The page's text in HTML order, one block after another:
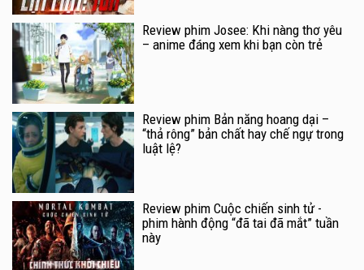
Review phim Josee: Khi nàng thơ yêu
– anime đáng xem khi bạn còn trẻ
Review phim Bản năng hoang dại –
“thả rông” bản chất hay chế ngự trong
luật lệ?
Review phim Cuộc chiến sinh tử -
phim hành động “đã tai đã mắt” tuần
này